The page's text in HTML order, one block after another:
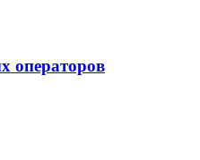
операторов